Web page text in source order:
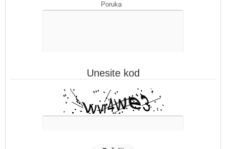
Poruka
Unesite kod